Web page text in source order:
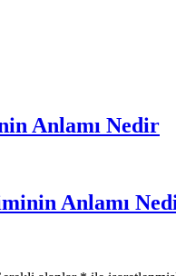
Anlamı Nedir
Anlamı